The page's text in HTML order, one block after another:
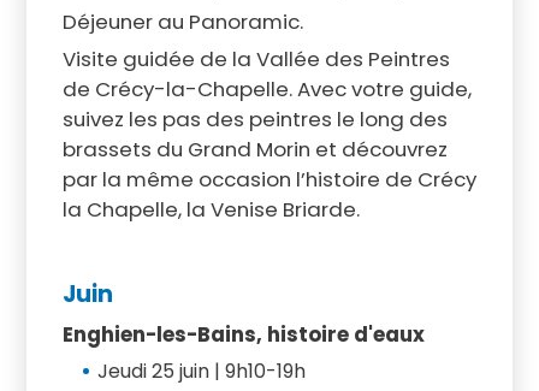
Déjeuner au Panoramic.
Visite guidée de la Vallée des Peintres
de Crécy-la-Chapelle. Avec votre guide,
suivez les pas des peintres le long des
brassets du Grand Morin et découvrez
par la même occasion l’histoire de Crécy
la Chapelle, la Venise Briarde.
Juin
Enghien-les-Bains, histoire d'eaux
Jeudi 25 juin | 9h10-19h